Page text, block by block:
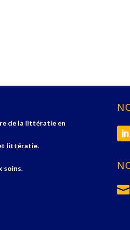
de la littératie en
littératie.
soins.
